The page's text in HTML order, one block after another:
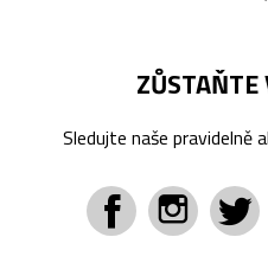
ZŮSTAŇTE
Sledujte naše pravidelně